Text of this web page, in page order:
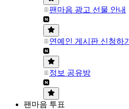
팬마음 광고 선물 안내
연예인 게시판 신청하기
정보 공유방
팬마음 투표